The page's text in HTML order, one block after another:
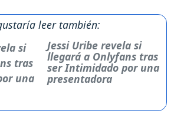
leer también:
Jessi Uribe revela si
llegará a Onlyfans tras
ser Intimidado por una
presentadora